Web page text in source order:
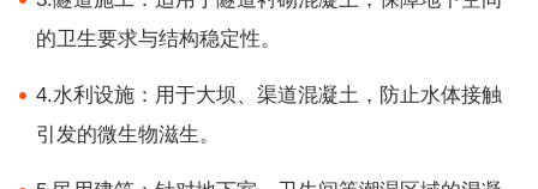
的卫生要求与结构稳定性。
4.水利设施：用于大坝、渠道混凝土，防止水体接触
引发的微生物滋生。